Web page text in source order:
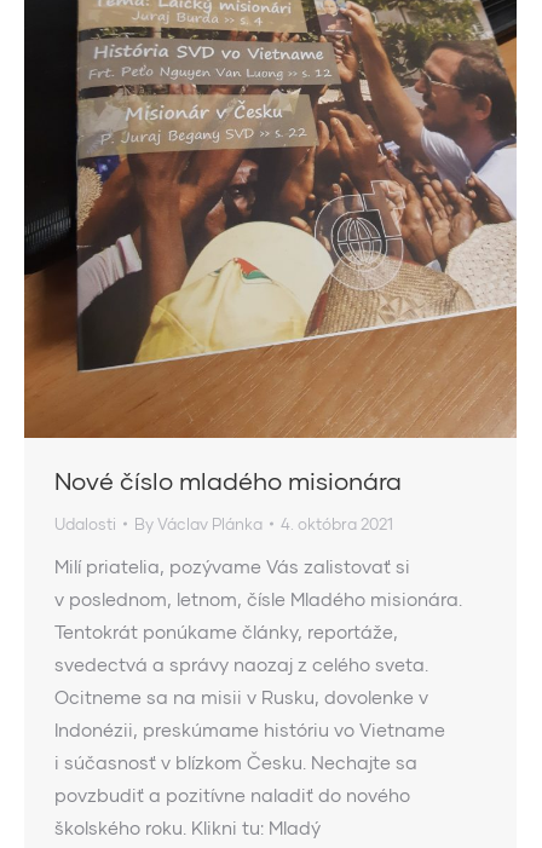
Nové číslo mladého misionára
Udalosti ByVáclav Plánka 4. októbra 2021
Milí priatelia, pozývame Vás zalistovať si
v poslednom, letnom, čísle Mladého misionára.
Tentokrát ponúkame články, reportáže,
svedectvá a správy naozaj z celého sveta.
Ocitneme sa na misii v Rusku, dovolenke v
Indonézii, preskúmame históriu vo Vietname
i súčasnosť v blízkom Česku. Nechajte sa
povzbudiť a pozitívne naladiť do nového
školského roku. Klikni tu: Mladý